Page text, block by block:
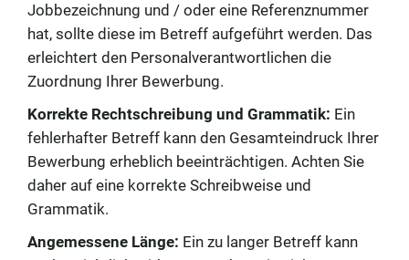
Jobbezeichnung und / oder eine Referenznummer
hat, sollte diese im Betreff aufgeführt werden. Das
erleichtert den Personalverantwortlichen die
Zuordnung Ihrer Bewerbung.
Korrekte Rechtschreibung und Grammatik: Ein
fehlerhafter Betreff kann den Gesamteindruck Ihrer
Bewerbung erheblich beeinträchtigen. Achten Sie
daher auf eine korrekte Schreibweise und
Grammatik.
Angemessene Länge: Ein zu langer Betreff kann